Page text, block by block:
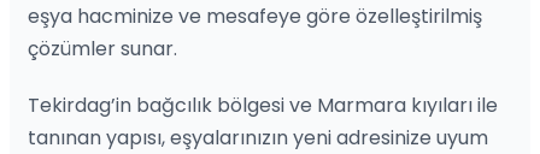
eşya hacminize ve mesafeye göre özelleştirilmiş
çözümler sunar.
Tekirdag’in bağcılık bölgesi ve Marmara kıyıları ile
tanınan yapısı, eşyalarınızın yeni adresinize uyum